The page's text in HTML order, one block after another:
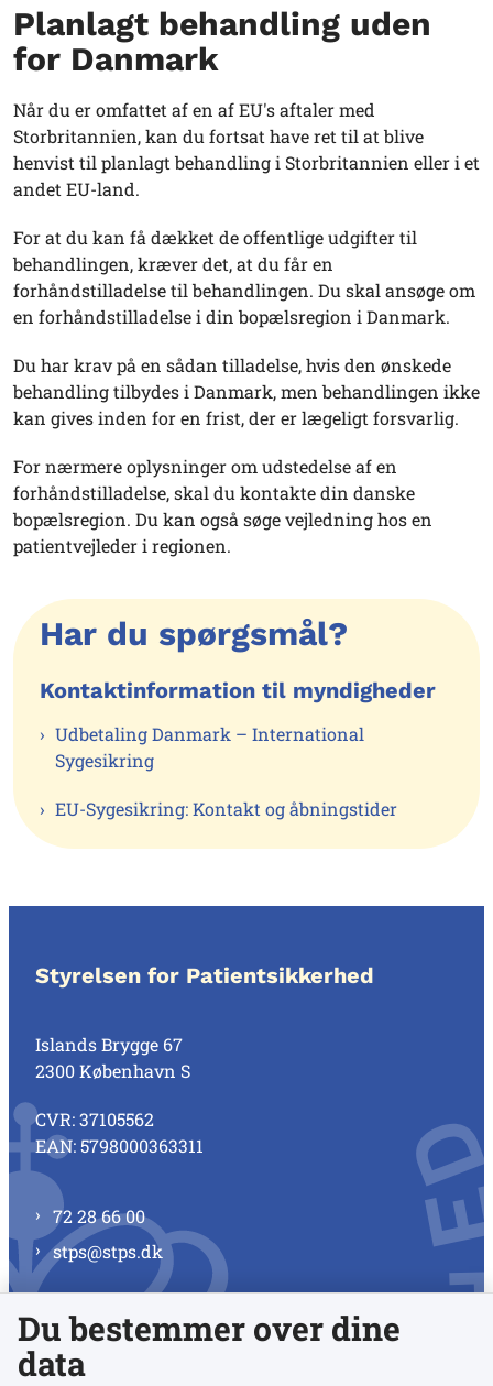
Planlagt behandling uden
for Danmark
Når du er omfattet af en af EU's aftaler med
Storbritannien, kan du fortsat have ret til at blive
henvist til planlagt behandling i Storbritannien eller i et
andet EU-land.
For at du kan få dækket de offentlige udgifter til
behandlingen, kræver det, at du får en
forhåndstilladelse til behandlingen. Du skal ansøge om
en forhåndstilladelse i din bopælsregion i Danmark.
Du har krav på en sådan tilladelse, hvis den ønskede
behandling tilbydes i Danmark, men behandlingen ikke
kan gives inden for en frist, der er lægeligt forsvarlig.
For nærmere oplysninger om udstedelse af en
forhåndstilladelse, skal du kontakte din danske
bopælsregion. Du kan også søge vejledning hos en
patientvejleder i regionen.
Har du spørgsmål?
Kontaktinformation til myndigheder
Udbetaling Danmark – International
Sygesikring
EU-Sygesikring: Kontakt og åbningstider
Styrelsen for Patientsikkerhed
Islands Brygge 67
2300 København S
CVR: 37105562
EAN: 5798000363311
72 28 66 00
stps@stps.dk
Se alle kontaktnumre
Du bestemmer over dine
data